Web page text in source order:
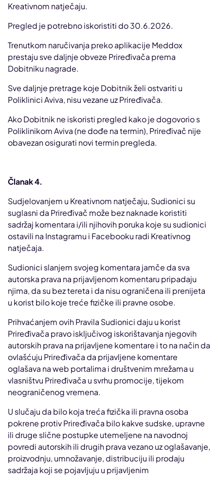
Kreativnom natječaju.
Pregled je potrebno iskoristiti do 30.6.2026.
Trenutkom naručivanja preko aplikacije Meddox
prestaju sve daljnje obveze Priređivača prema
Dobitniku nagrade.
Sve daljnje pretrage koje Dobitnik želi ostvariti u
Poliklinici Aviva, nisu vezane uz Priređivača.
Ako Dobitnik ne iskoristi pregled kako je dogovorio s
Poliklinikom Aviva (ne dođe na termin), Priređivač nije
obavezan osigurati novi termin pregleda.
Članak 4.
Sudjelovanjem u Kreativnom natječaju, Sudionici su
suglasni da Priređivač može bez naknade koristiti
sadržaj komentara i/ili njihovih poruka koje su sudionici
ostavili na Instagramu i Facebooku radi Kreativnog
natječaja.
Sudionici slanjem svojeg komentara jamče da sva
autorska prava na prijavljenom komentaru pripadaju
njima, da su bez tereta i da nisu ograničena ili prenijeta
u korist bilo koje treće fizičke ili pravne osobe.
Prihvaćanjem ovih Pravila Sudionici daju u korist
Priređivača pravo isključivog iskorištavanja njegovih
autorskih prava na prijavljene komentare i to na način da
ovlašćuju Priređivača da prijavljene komentare
oglašava na web portalima i društvenim mrežama u
vlasništvu Priređivača u svrhu promocije, tijekom
neograničenog vremena.
U slučaju da bilo koja treća fizička ili pravna osoba
pokrene protiv Priređivača bilo kakve sudske, upravne
ili druge slične postupke utemeljene na navodnoj
povredi autorskih ili drugih prava vezano uz oglašavanje,
proizvodnju, umnožavanje, distribuciju ili prodaju
sadržaja koji se pojavljuju u prijavljenim